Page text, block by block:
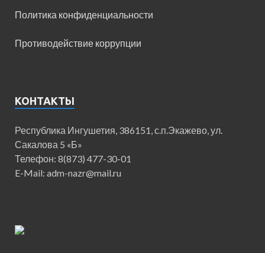
Политика конфиденциальности
Противодействие коррупции
КОНТАКТЫ
Республика Ингушетия, 386151, с.п.Экажево, ул.
Сакалова 5 «Б»
Телефон: 8(873) 477-30-01
E-Mail: adm-nazr@mail.ru